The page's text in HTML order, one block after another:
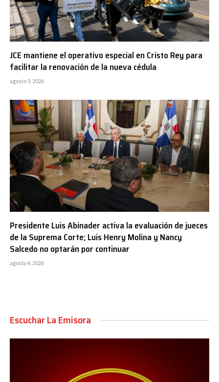
JCE mantiene el operativo especial en Cristo Rey para
facilitar la renovación de la nueva cédula
agosto 5, 2026
Presidente Luis Abinader activa la evaluación de jueces
de la Suprema Corte; Luis Henry Molina y Nancy
Salcedo no optarán por continuar
agosto 4, 2026
Escuchar La Emisora